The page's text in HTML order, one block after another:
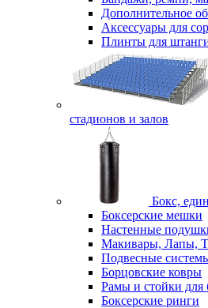
Дополнительное
Аксессуары для
Плинты для
стадионов и залов
Бокс,
Боксерские мешки
Настенные
Макивары, Лапы,
Подвесные
Борцовские ковры
Рамы и стойки для
Боксерские ринги